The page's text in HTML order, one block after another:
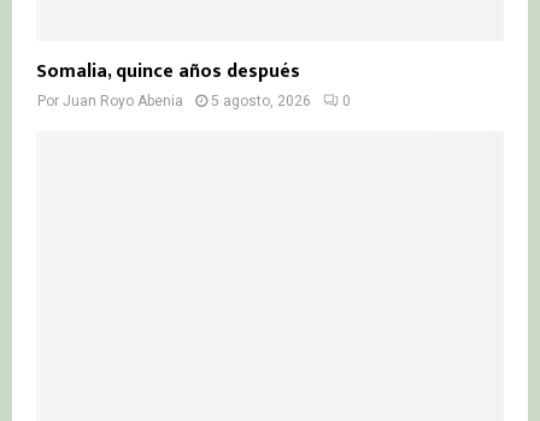
Somalia, quince años después
Por Juan Royo Abenia 5 agosto, 2026 0